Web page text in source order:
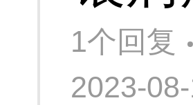
1个回复
2023-